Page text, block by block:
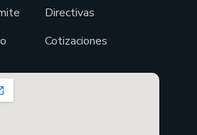
Directivas
Cotizaciones